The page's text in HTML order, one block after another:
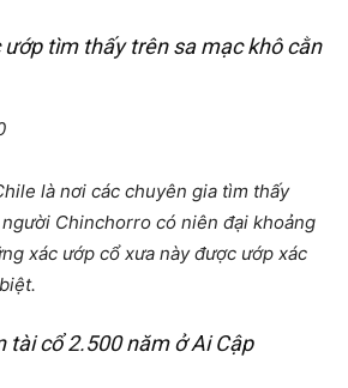
tìm thấy trên sa mạc khô cằn
là nơi các chuyên gia tìm thấy
Chinchorro có niên đại khoảng
xác ướp cổ xưa này được ướp xác
tài cổ 2.500 năm ở Ai Cập